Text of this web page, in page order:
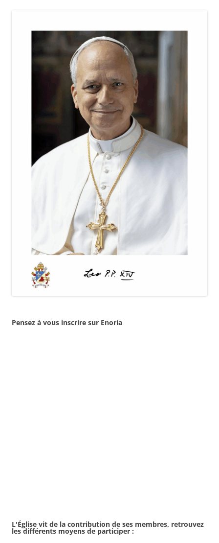
Pensez à vous inscrire sur Enoria
L'Église vit de la contribution de ses membres, retrouvez
les différents moyens de participer :